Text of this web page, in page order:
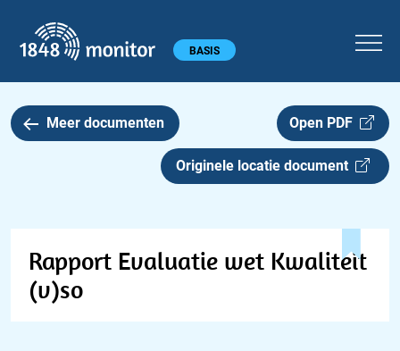
Hoofdmenu BASIS
Meer documenten Open PDF
Originele locatie document
Rapport Evaluatie wet Kwaliteit
(v)so